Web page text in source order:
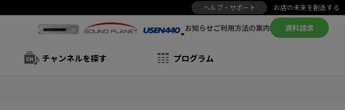
ヘルプ・サポート お店の未来を創造する
お知らせご利用方法の案内 資料請求
チャンネルを探す プログラム